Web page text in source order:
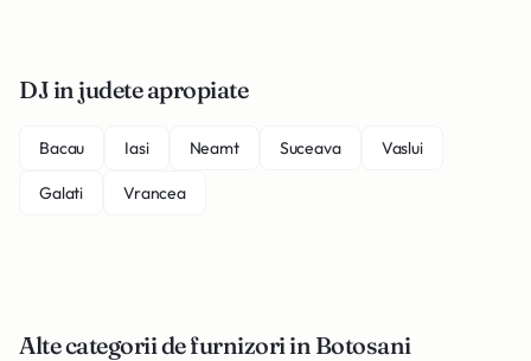
DJ in judete apropiate
Bacau Iasi Neamt Suceava Vaslui
Galati Vrancea
Alte categorii de furnizori in Botosani